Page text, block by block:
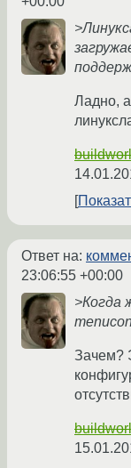
Ладно,
Ответ на:
23:06:55 +00:00
>Когда
Зачем?